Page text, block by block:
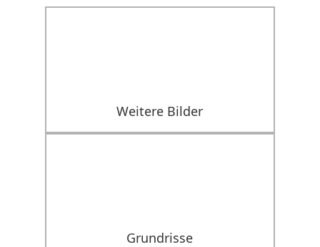
Weitere Bilder
Grundrisse